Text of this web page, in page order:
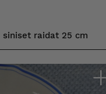
raidat 25 cm